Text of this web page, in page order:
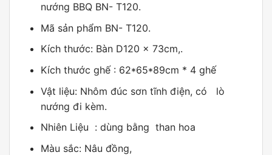
nướng BBQ BN- T120.
Mã sản phẩm BN- T120.
Kích thước: Bàn D120 x 73cm,.
Kích thước ghế : 62*65*89cm * 4 ghế
Vật liệu: Nhôm đúc sơn tĩnh điện, có lò
nướng đi kèm.
Nhiên Liệu : dùng bằng than hoa
Màu sắc: Nâu đồng,